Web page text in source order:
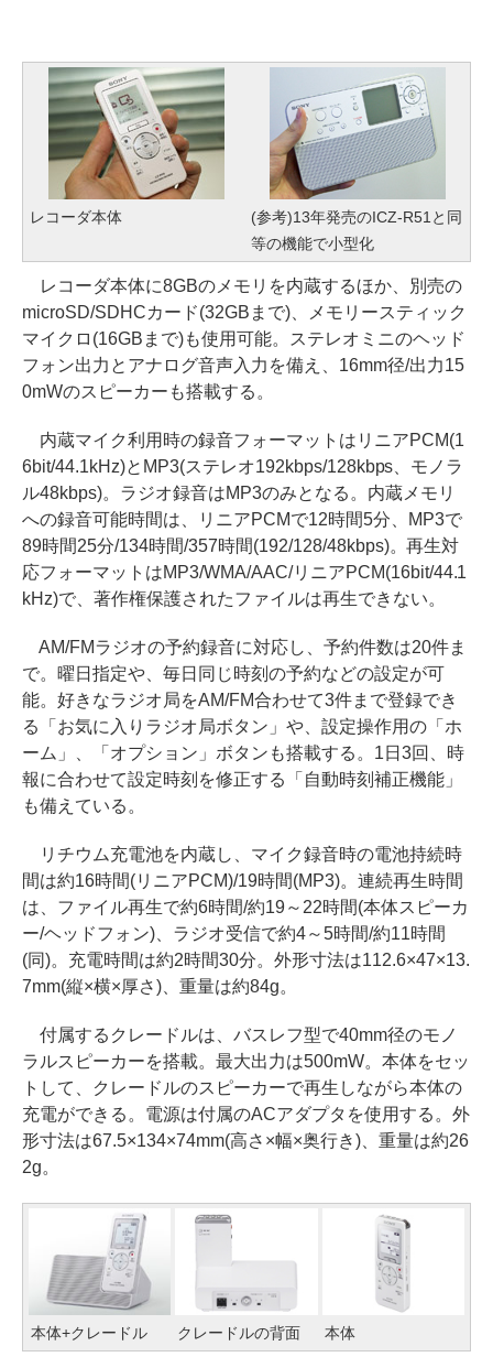
レコーダ本体
(参考)13年発売のICZ-R51と同
等の機能で小型化
レコーダ本体に8GBのメモリを内蔵するほか、別売の
microSD/SDHCカード(32GBまで)、メモリースティック
マイクロ(16GBまで)も使用可能。ステレオミニのヘッド
フォン出力とアナログ音声入力を備え、16mm径/出力15
0mWのスピーカーも搭載する。
内蔵マイク利用時の録音フォーマットはリニアPCM(1
6bit/44.1kHz)とMP3(ステレオ192kbps/128kbps、モノラ
ル48kbps)。ラジオ録音はMP3のみとなる。内蔵メモリ
への録音可能時間は、リニアPCMで12時間5分、MP3で
89時間25分/134時間/357時間(192/128/48kbps)。再生対
応フォーマットはMP3/WMA/AAC/リニアPCM(16bit/44.1
kHz)で、著作権保護されたファイルは再生できない。
AM/FMラジオの予約録音に対応し、予約件数は20件ま
で。曜日指定や、毎日同じ時刻の予約などの設定が可
能。好きなラジオ局をAM/FM合わせて3件まで登録でき
る「お気に入りラジオ局ボタン」や、設定操作用の「ホ
ーム」、「オプション」ボタンも搭載する。1日3回、時
報に合わせて設定時刻を修正する「自動時刻補正機能」
も備えている。
リチウム充電池を内蔵し、マイク録音時の電池持続時
間は約16時間(リニアPCM)/19時間(MP3)。連続再生時間
は、ファイル再生で約6時間/約19～22時間(本体スピーカ
ー/ヘッドフォン)、ラジオ受信で約4～5時間/約11時間
(同)。充電時間は約2時間30分。外形寸法は112.6×47×13.
7mm(縦×横×厚さ)、重量は約84g。
付属するクレードルは、バスレフ型で40mm径のモノ
ラルスピーカーを搭載。最大出力は500mW。本体をセッ
トして、クレードルのスピーカーで再生しながら本体の
充電ができる。電源は付属のACアダプタを使用する。外
形寸法は67.5×134×74mm(高さ×幅×奥行き)、重量は約26
2g。
本体+クレードル クレードルの背面 本体